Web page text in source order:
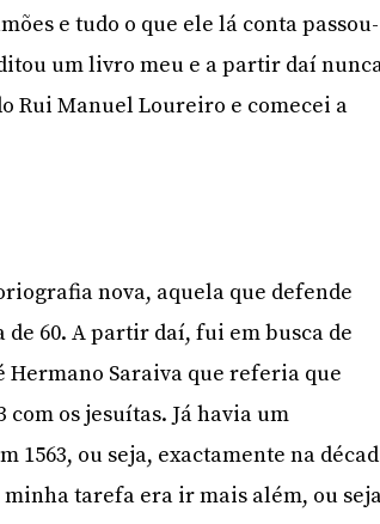
e tudo o que ele lá conta passou-
um livro meu e a partir daí
Rui Manuel Loureiro e comecei a
nova, aquela que defende
de 60. A partir daí, fui em busca de
Saraiva que referia que
com os jesuítas. Já havia um
1563, ou seja, exactamente na
tarefa era ir mais além, ou